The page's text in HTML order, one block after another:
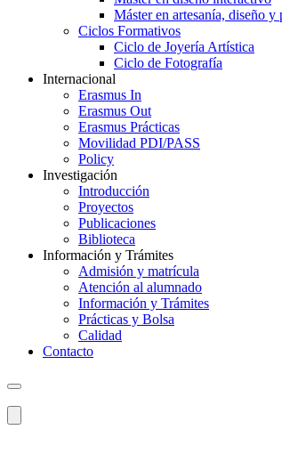
Máster en artesanía, diseño
Ciclos Formativos
Ciclo de Joyería Artística
Ciclo de Fotografía
Internacional
Erasmus In
Erasmus Out
Erasmus Prácticas
Movilidad PDI/PASS
Policy
Investigación
Introducción
Proyectos
Publicaciones
Biblioteca
Información y Trámites
Admisión y matrícula
Atención al alumnado
Información y Trámites
Prácticas y Bolsa
Calidad
Contacto